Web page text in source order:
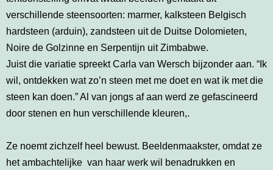
verschillende steensoorten: marmer, kalksteen Belgisch
hardsteen (arduin), zandsteen uit de Duitse Dolomieten,
Noire de Golzinne en Serpentijn uit Zimbabwe.
Juist die variatie spreekt Carla van Wersch bijzonder aan. “Ik
wil, ontdekken wat zo’n steen met me doet en wat ik met die
steen kan doen.” Al van jongs af aan werd ze gefascineerd
door stenen en hun verschillende kleuren,.
Ze noemt zichzelf heel bewust. Beeldenmaakster, omdat ze
het ambachtelijke van haar werk wil benadrukken en